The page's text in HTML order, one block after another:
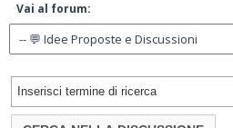
Vai al forum: